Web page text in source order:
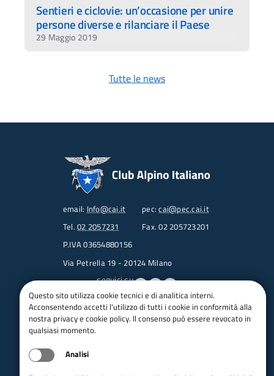
Sentieri e ciclovie: un’occasione per unire
persone diverse e rilanciare il Paese
29 Maggio 2019
Tutte le news
email: Info@cai.it pec:cai@pec.cai.it
Tel. 02 2057231
Fax. 02 205723201
P.IVA 03654880156
Via Petrella 19 - 20124 Milano
seguici su
Trasparenza
Amministrazione trasparente
Questo sito utilizza cookie tecnici e di analitica interni.
Acconsentendo accetti l'utilizzo di tutti i cookie in conformità alla
nostra privacy e cookie policy. Il consenso può essere revocato in
qualsiasi momento.
Analisi